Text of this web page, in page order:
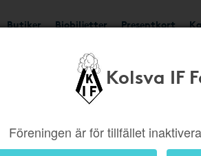
Butiker Biobiljetter Presentkort
Kolsva IF
Föreningen är för tillfället